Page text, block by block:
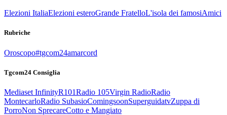
Elezioni ItaliaElezioni esteroGrande FratelloL'isola dei famosiAmici
Rubriche
Oroscopo#tgcom24amarcord
Tgcom24 Consiglia
Mediaset InfinityR101Radio 105Virgin RadioRadio
MontecarloRadio SubasioComingsoonSuperguidatvZuppa di
PorroNon SprecareCotto e Mangiato